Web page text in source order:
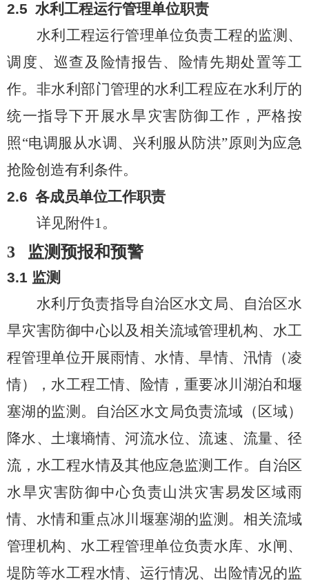
2.5 水利工程运行管理单位职责
水利工程运行管理单位负责工程的监测、
调度、巡查及险情报告、险情先期处置等工
作。非水利部门管理的水利工程应在水利厅的
统一指导下开展水旱灾害防御工作，严格按
照“电调服从水调、兴利服从防洪”原则为应急
抢险创造有利条件。
2.6 各成员单位工作职责
详见附件1。
3 监测预报和预警
3.1 监测
水利厅负责指导自治区水文局、自治区水
旱灾害防御中心以及相关流域管理机构、水工
程管理单位开展雨情、水情、旱情、汛情（凌
情），水工程工情、险情，重要冰川湖泊和堰
塞湖的监测。自治区水文局负责流域（区域）
降水、土壤墒情、河流水位、流速、流量、径
流，水工程水情及其他应急监测工作。自治区
水旱灾害防御中心负责山洪灾害易发区域雨
情、水情和重点冰川堰塞湖的监测。相关流域
管理机构、水工程管理单位负责水库、水闸、
堤防等水工程水情、运行情况、出险情况的监